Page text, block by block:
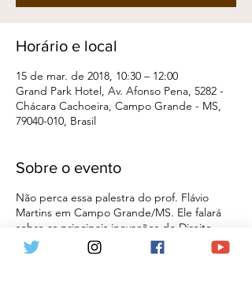
Horário e local
15 de mar. de 2018, 10:30 – 12:00
Grand Park Hotel, Av. Afonso Pena, 5282 -
Chácara Cachoeira, Campo Grande - MS,
79040-010, Brasil
Sobre o evento
Não perca essa palestra do prof. Flávio
Martins em Campo Grande/MS. Ele falará
sobre as principais inovações do Direito
Constitucional e lançará a 2a edição do seu
livro "Curso de Direito Constitucional", da